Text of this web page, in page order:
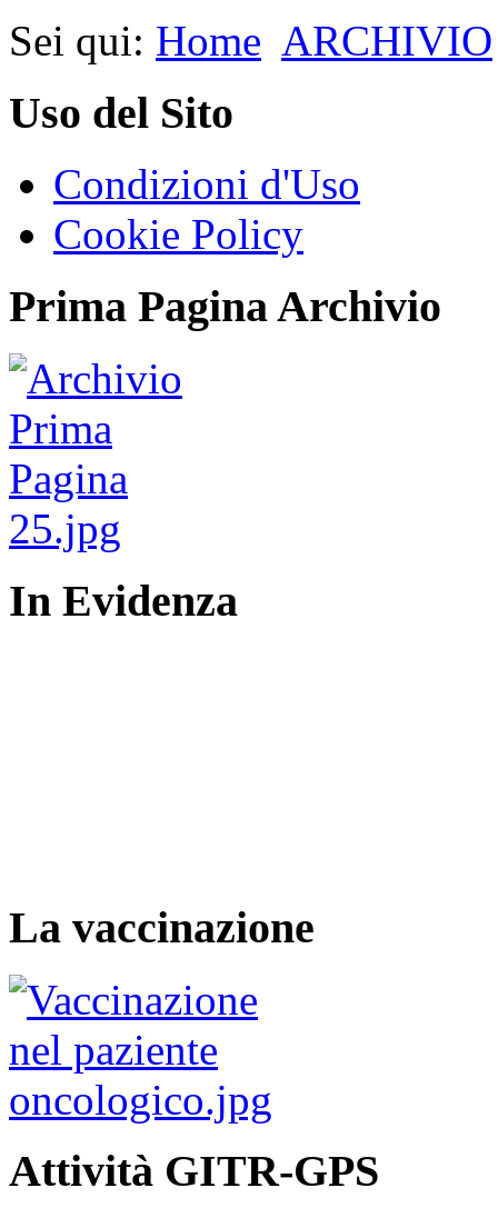
Sei qui: Home ARCHIVIO
Uso del Sito
Condizioni d'Uso
Cookie Policy
Prima Pagina Archivio
In Evidenza
La vaccinazione
Attività GITR-GPS